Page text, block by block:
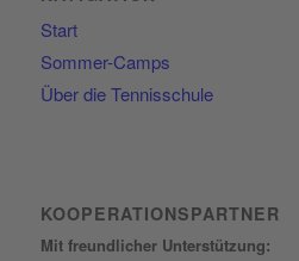
Start
Sommer-Camps
Über die Tennisschule
KOOPERATIONSPARTNER
Mit freundlicher Unterstützung: